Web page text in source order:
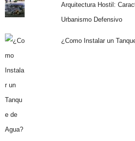
Arquitectura Hostil:
Urbanismo Defensivo
¿Como Instalar un